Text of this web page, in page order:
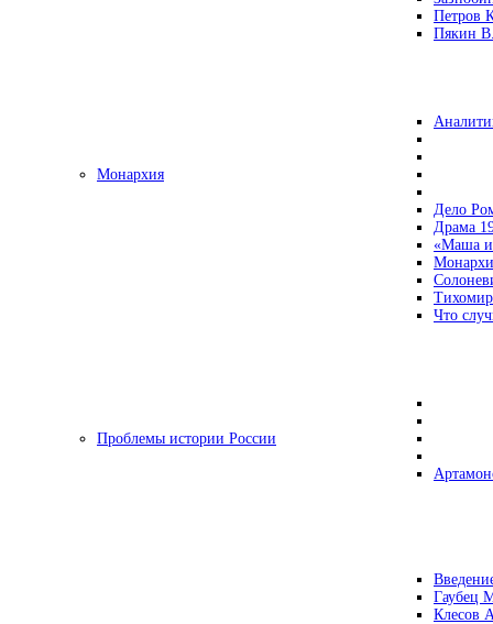
Петров
Пякин
Монархия
Дело
Драма
«Маша и
Что
Проблемы истории России
Гаубец
Клесов